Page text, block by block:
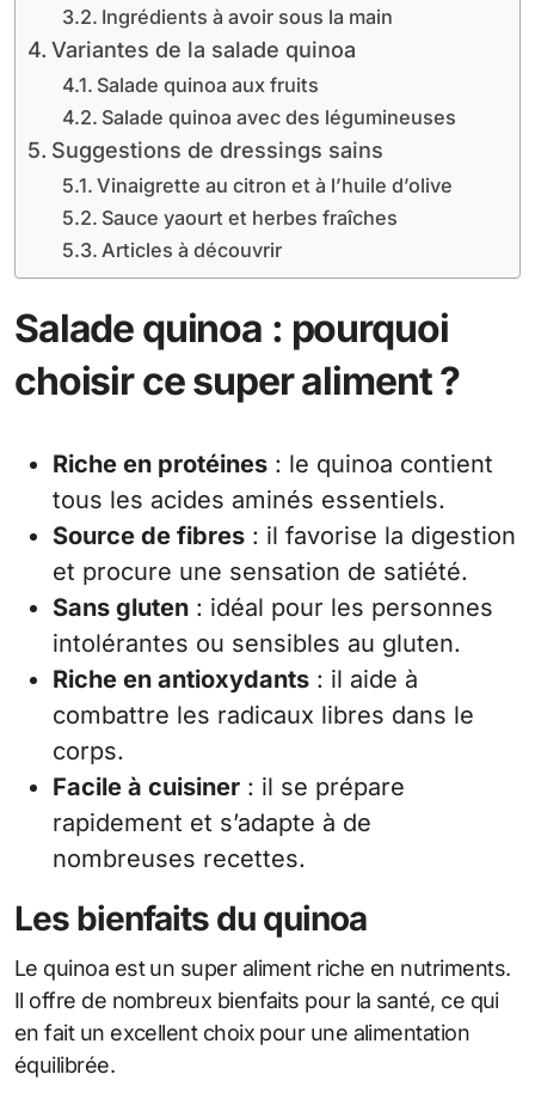
Ingrédients à avoir sous la main
Variantes de la salade quinoa
Salade quinoa aux fruits
Salade quinoa avec des légumineuses
Suggestions de dressings sains
Vinaigrette au citron et à l’huile d’olive
Sauce yaourt et herbes fraîches
Articles à découvrir
Salade quinoa : pourquoi
choisir ce super aliment ?
Riche en protéines : le quinoa contient
tous les acides aminés essentiels.
Source de fibres : il favorise la digestion
et procure une sensation de satiété.
Sans gluten : idéal pour les personnes
intolérantes ou sensibles au gluten.
Riche en antioxydants : il aide à
combattre les radicaux libres dans le
corps.
Facile à cuisiner : il se prépare
rapidement et s’adapte à de
nombreuses recettes.
Les bienfaits du quinoa
Le quinoa est un super aliment riche en nutriments.
Il offre de nombreux bienfaits pour la santé, ce qui
en fait un excellent choix pour une alimentation
équilibrée.